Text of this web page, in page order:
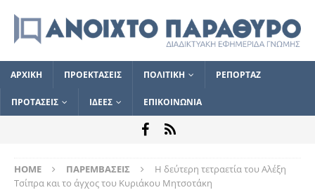
ΑΡΧΙΚΗ ΠΡΟΕΚΤΑΣΕΙΣ ΠΟΛΙΤΙΚΗ ΡΕΠΟΡΤΑΖ
ΠΡΟΤΑΣΕΙΣ ΙΔΕΕΣ ΕΠΙΚΟΙΝΩΝΙΑ
HOME ΠΑΡΕΜΒΑΣΕΙΣ
Η δεύτερη τετραετία του Αλέξη
Τσίπρα και το άγχος του Κυριάκου Μητσοτάκη